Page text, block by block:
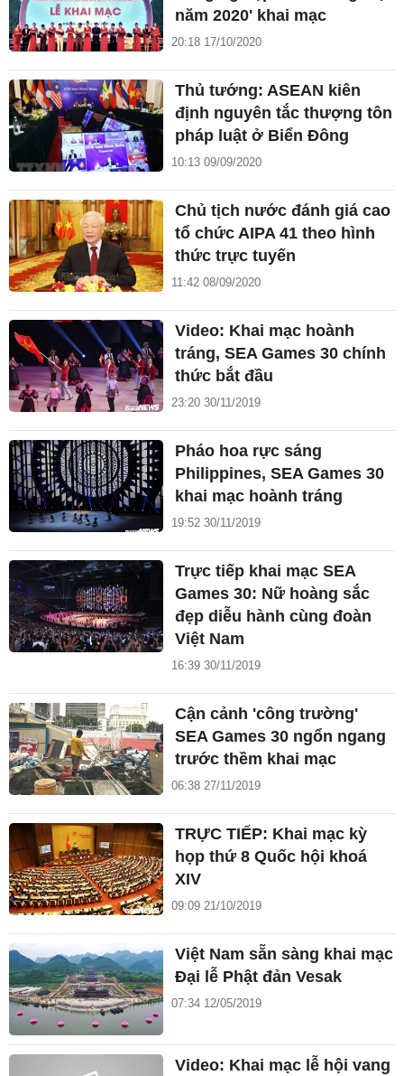
năm 2020' khai mạc
20:18 17/10/2020
Thủ tướng: ASEAN kiên
định nguyên tắc thượng tôn
pháp luật ở Biển Đông
10:13 09/09/2020
Chủ tịch nước đánh giá cao
tổ chức AIPA 41 theo hình
thức trực tuyến
11:42 08/09/2020
Video: Khai mạc hoành
tráng, SEA Games 30 chính
thức bắt đầu
23:20 30/11/2019
Pháo hoa rực sáng
Philippines, SEA Games 30
khai mạc hoành tráng
19:52 30/11/2019
Trực tiếp khai mạc SEA
Games 30: Nữ hoàng sắc
đẹp diễu hành cùng đoàn
Việt Nam
16:39 30/11/2019
Cận cảnh 'công trường'
SEA Games 30 ngổn ngang
trước thềm khai mạc
06:38 27/11/2019
TRỰC TIẾP: Khai mạc kỳ
họp thứ 8 Quốc hội khoá
XIV
09:09 21/10/2019
Việt Nam sẵn sàng khai mạc
Đại lễ Phật đản Vesak
07:34 12/05/2019
Video: Khai mạc lễ hội vang